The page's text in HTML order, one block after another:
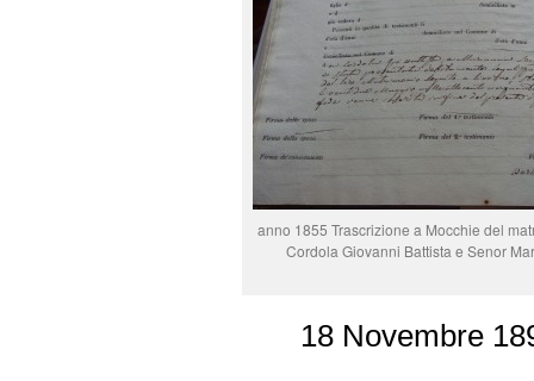
anno 1855 Trascrizione a Mocchie del
Cordola Giovanni Battista e Senor
18 Novembre